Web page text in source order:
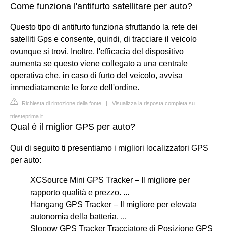
Come funziona l'antifurto satellitare per auto?
Questo tipo di antifurto funziona sfruttando la rete dei
satelliti Gps e consente, quindi, di tracciare il veicolo
ovunque si trovi. Inoltre, l'efficacia del dispositivo
aumenta se questo viene collegato a una centrale
operativa che, in caso di furto del veicolo, avvisa
immediatamente le forze dell'ordine.
Richiesta di rimozione della fonte | Visualizza la risposta completa su
triesteprima.it
Qual è il miglior GPS per auto?
Qui di seguito ti presentiamo i migliori localizzatori GPS
per auto:
XCSource Mini GPS Tracker – Il migliore per
rapporto qualità e prezzo. ...
Hangang GPS Tracker – Il migliore per elevata
autonomia della batteria. ...
Slopow GPS Tracker Tracciatore di Posizione GPS